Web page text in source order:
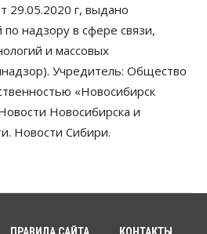
в Новосибирской области
прикол»
пешеходные тротуары:
работы на
о погоде в Новосибирске
г, выдано
надзору в сфере связи,
и массовых
Учредитель: Общество
«Новосибирск
Новосибирска и
Новости Сибири.
ПРАВИЛА САЙТА КОНТАКТЫ